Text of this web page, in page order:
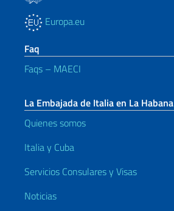
Europa.eu
Faq
Faqs – MAECI
La Embajada de Italia en La Habana
Quienes somos
Italia y Cuba
Servicios Consulares y Visas
Noticias